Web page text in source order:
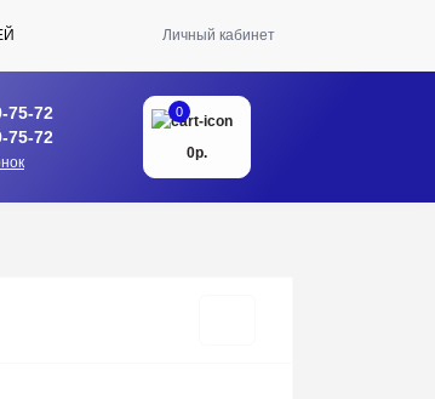
Личный кабинет
75-72
75-72
0
0р.